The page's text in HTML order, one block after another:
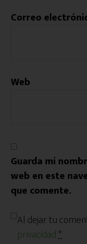
Correo
Web
Guarda mi
web en este
que comente.
Al dejar tu
privacidad*